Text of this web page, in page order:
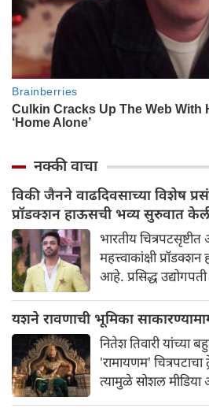
नक्की वाचा
विकी जैनने वाढदिवसाच्या विशेष
प्रॉडक्शन हाऊसची भव्य सुरुवात
भारतीय
महत्त्वाकांक्षी
आहे. प्रसिद्ध
आपल्या नवीन
केली. या नवीन बॅनरचा
आहे की त्याने
दिली आहे.
यशने रावणाची भूमिका
नितेश तिवारी यांच्या
'रामायणम'
त्यामुळे सोशल